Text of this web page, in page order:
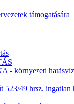
támogatására
- környezeti
523/49 hrsz. ingatlan